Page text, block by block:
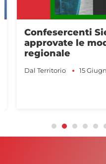
Confesercenti
approvate le
regionale
Dal Territorio 15 Giugno